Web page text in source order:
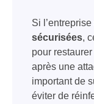
Si
sécurisées,
pour
après une
important de
éviter de